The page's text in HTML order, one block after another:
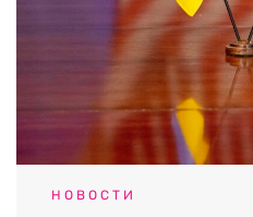
НОВОСТИ